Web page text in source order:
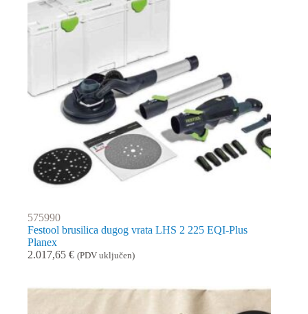
575990
Festool brusilica dugog vrata LHS 2 225 EQI-Plus
Planex
2.017,65 € (PDV uključen)